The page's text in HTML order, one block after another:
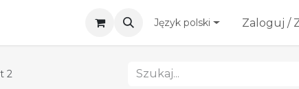
Akcesoria Blog
Język polski Zaloguj /
2